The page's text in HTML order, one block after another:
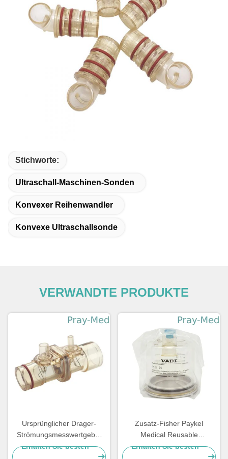
Stichworte:
Ultraschall-Maschinen-Sonden
Konvexer Reihenwandler
Konvexe Ultraschallsonde
VERWANDTE PRODUKTE
Ursprünglicher Drager-
Strömungsmesswertgeber
8412034 für Maschine PPSU
FABIUS2000 OXYLOG 2000
Erhalten Sie besten
Zusatz-Fisher Paykel
Medical Reusable
Humidifications-Kammer des
Erhalten Sie besten